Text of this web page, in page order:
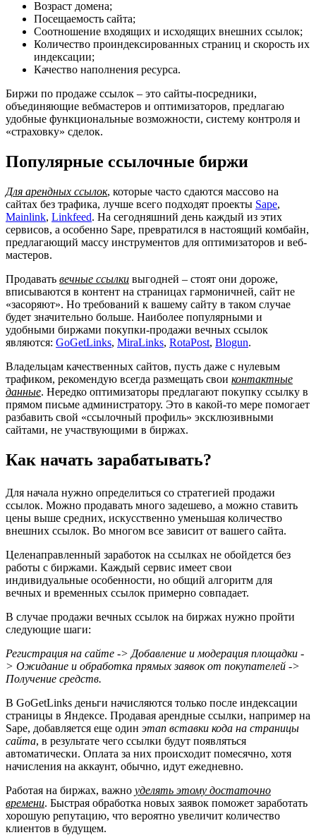
Возраст домена;
Посещаемость сайта;
Соотношение входящих и исходящих внешних ссылок;
Количество проиндексированных страниц и скорость их
индексации;
Качество наполнения ресурса.
Биржи по продаже ссылок – это сайты-посредники,
объединяющие вебмастеров и оптимизаторов, предлагаю
удобные функциональные возможности, систему контроля и
«страховку» сделок.
Популярные ссылочные биржи
Для арендных ссылок, которые часто сдаются массово на
сайтах без трафика, лучше всего подходят проекты Sape,
Mainlink, Linkfeed. На сегодняшний день каждый из этих
сервисов, а особенно Sape, превратился в настоящий комбайн,
предлагающий массу инструментов для оптимизаторов и веб-
мастеров.
Продавать вечные ссылки выгодней – стоят они дороже,
вписываются в контент на страницах гармоничней, сайт не
«засоряют». Но требований к вашему сайту в таком случае
будет значительно больше. Наиболее популярными и
удобными биржами покупки-продажи вечных ссылок
являются: GoGetLinks, MiraLinks, RotaPost, Blogun.
Владельцам качественных сайтов, пусть даже с нулевым
трафиком, рекомендую всегда размещать свои контактные
данные. Нередко оптимизаторы предлагают покупку ссылку в
прямом письме администратору. Это в какой-то мере помогает
разбавить свой «ссылочный профиль» эксклюзивными
сайтами, не участвующими в биржах.
Как начать зарабатывать?
Для начала нужно определиться со стратегией продажи
ссылок. Можно продавать много задешево, а можно ставить
цены выше средних, искусственно уменьшая количество
внешних ссылок. Во многом все зависит от вашего сайта.
Целенаправленный заработок на ссылках не обойдется без
работы с биржами. Каждый сервис имеет свои
индивидуальные особенности, но общий алгоритм для
вечных и временных ссылок примерно совпадает.
В случае продажи вечных ссылок на биржах нужно пройти
следующие шаги:
Регистрация на сайте -> Добавление и модерация площадки -
> Ожидание и обработка прямых заявок от покупателей ->
Получение средств.
В GoGetLinks деньги начисляются только после индексации
страницы в Яндексе. Продавая арендные ссылки, например на
Sape, добавляется еще один этап вставки кода на страницы
сайта, в результате чего ссылки будут появляться
автоматически. Оплата за них происходит помесячно, хотя
начисления на аккаунт, обычно, идут ежедневно.
Работая на биржах, важно уделять этому достаточно
времени. Быстрая обработка новых заявок поможет заработать
хорошую репутацию, что вероятно увеличит количество
клиентов в будущем.